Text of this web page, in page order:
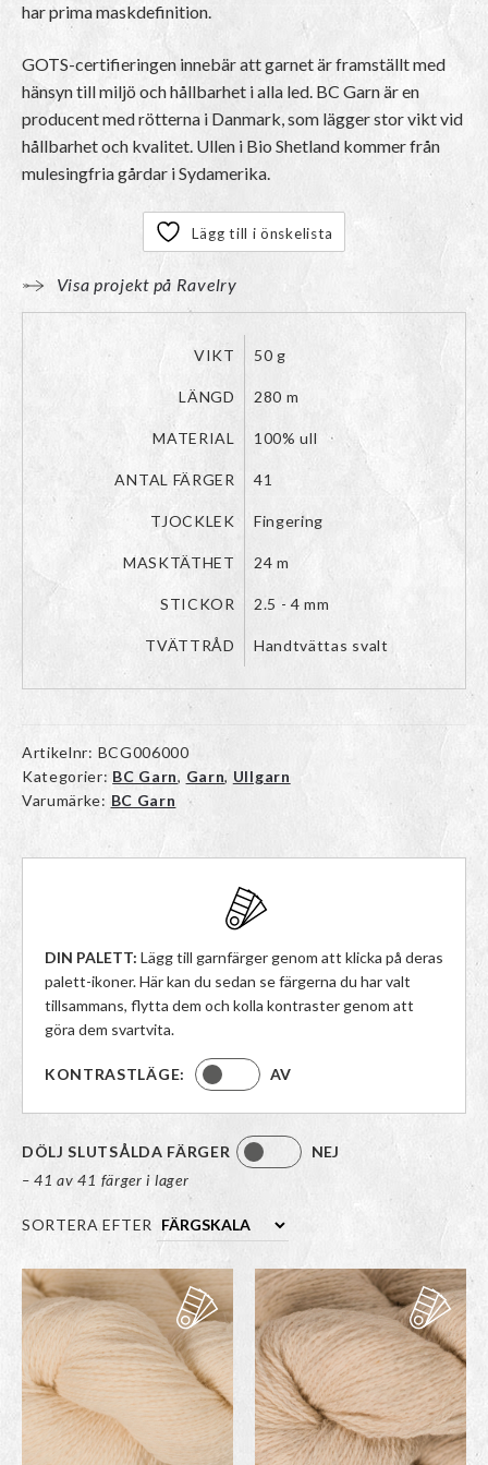
har prima maskdefinition.
GOTS-certifieringen innebär att garnet är framställt med
hänsyn till miljö och hållbarhet i alla led. BC Garn är en
producent med rötterna i Danmark, som lägger stor vikt vid
hållbarhet och kvalitet. Ullen i Bio Shetland kommer från
mulesingfria gårdar i Sydamerika.
Lägg till i önskelista
Visa projekt på Ravelry
VIKT 50 g
LÄNGD 280 m
MATERIAL 100% ull
ANTAL FÄRGER 41
TJOCKLEK Fingering
MASKTÄTHET 24 m
STICKOR 2.5 - 4 mm
TVÄTTRÅD Handtvättas svalt
Artikelnr: BCG006000
Kategorier: BC Garn, Garn, Ullgarn
Varumärke: BC Garn
DIN PALETT: Lägg till garnfärger genom att klicka på deras
palett-ikoner. Här kan du sedan se färgerna du har valt
tillsammans, flytta dem och kolla kontraster genom att
göra dem svartvita.
KONTRASTLÄGE: AV
DÖLJ SLUTSÅLDA FÄRGER
NEJ
– 41 av 41 färger i lager
SORTERA EFTER